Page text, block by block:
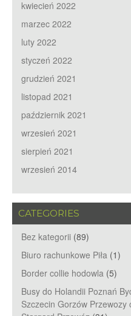
kwiecień 2022
marzec 2022
luty 2022
styczeń 2022
grudzień 2021
listopad 2021
październik 2021
wrzesień 2021
sierpień 2021
wrzesień 2014
CATEGORIES
Bez kategorii (89)
Biuro rachunkowe Piła (1)
Border collie hodowla (5)
Busy do Holandii Poznań
Szczecin Gorzów Przewozy